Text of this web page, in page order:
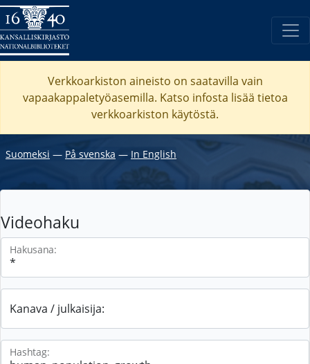
Verkkoarkiston aineisto on saatavilla vain
vapaakappaletyöasemilla. Katso infosta lisää tietoa
verkkoarkiston käytöstä.
Suomeksi ― På svenska ― In English
Videohaku
Hakusana:
Kanava / julkaisija:
Hashtag: